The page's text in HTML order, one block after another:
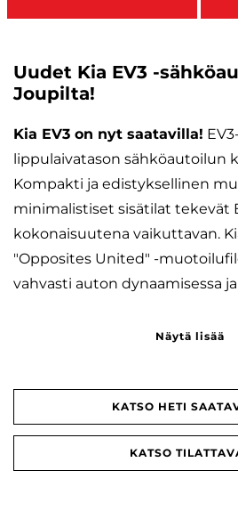
Uudet Kia EV3 -
Joupilta!
Kia EV3 on nyt saatavilla!
lippulaivatason sähköautoilun
Kompakti ja edistyksellinen
minimalistiset sisätilat tekevät
kokonaisuutena vaikuttavan.
"Opposites United" -
vahvasti auton dynaamisessa
Näytä lisää
KATSO HETI
KATSO